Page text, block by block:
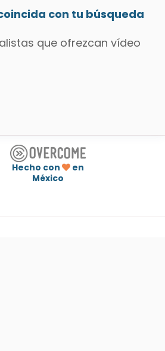
con tu búsqueda
que ofrezcan vídeo
Hecho con
en
México